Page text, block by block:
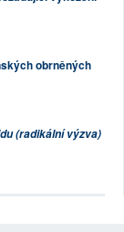
obrněných
(radikální výzva)